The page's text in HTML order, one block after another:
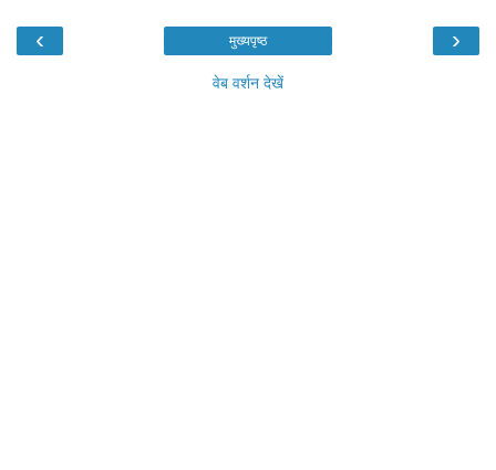
‹ ›
मुख्यपृष्ठ
वेब वर्शन देखें